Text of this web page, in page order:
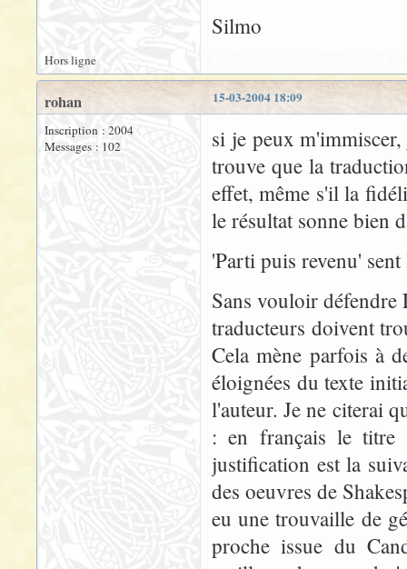
Silmo
Hors ligne
15-03-2004 18:09
rohan
Inscription : 2004
Messages : 102
si je peux
trouve que la
effet, même s'il la
le résultat sonne bien
'Parti puis revenu'
Sans vouloir
traducteurs doivent
Cela mène parfois à
éloignées du texte
l'auteur. Je ne citerai
: en français le titre
justification est la
des oeuvres de
eu une trouvaille de
proche issue du